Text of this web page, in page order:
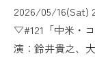
2026/05/16(Sat)
▽#121「中米・
演：鈴井貴之、